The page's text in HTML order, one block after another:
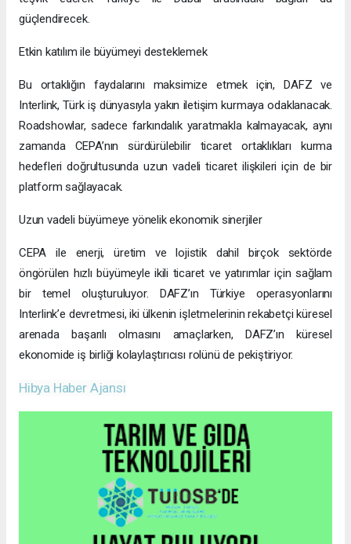
güçlendirecek.
Etkin katılım ile büyümeyi desteklemek
Bu ortaklığın faydalarını maksimize etmek için, DAFZ ve
Interlink, Türk iş dünyasıyla yakın iletişim kurmaya odaklanacak.
Roadshowlar, sadece farkındalık yaratmakla kalmayacak, aynı
zamanda CEPA’nın sürdürülebilir ticaret ortaklıkları kurma
hedefleri doğrultusunda uzun vadeli ticaret ilişkileri için de bir
platform sağlayacak.
Uzun vadeli büyümeye yönelik ekonomik sinerjiler
CEPA ile enerji, üretim ve lojistik dahil birçok sektörde
öngörülen hızlı büyümeyle ikili ticaret ve yatırımlar için sağlam
bir temel oluşturuluyor. DAFZ’ın Türkiye operasyonlarını
Interlink’e devretmesi, iki ülkenin işletmelerinin rekabetçi küresel
arenada başarılı olmasını amaçlarken, DAFZ’ın küresel
ekonomide iş birliği kolaylaştırıcısı rolünü de pekiştiriyor.
Hibya Haber Ajansı